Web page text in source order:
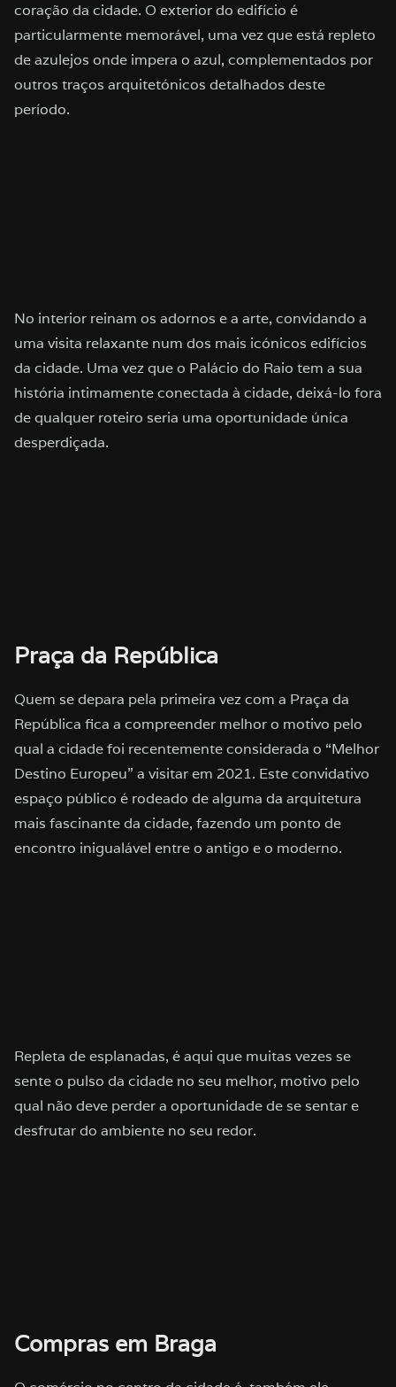
coração da cidade. O exterior do edifício é
particularmente memorável, uma vez que está repleto
de azulejos onde impera o azul, complementados por
outros traços arquitetónicos detalhados deste
período.
No interior reinam os adornos e a arte, convidando a
uma visita relaxante num dos mais icónicos edifícios
da cidade. Uma vez que o Palácio do Raio tem a sua
história intimamente conectada à cidade, deixá-lo fora
de qualquer roteiro seria uma oportunidade única
desperdiçada.
Praça da República
Quem se depara pela primeira vez com a Praça da
República fica a compreender melhor o motivo pelo
qual a cidade foi recentemente considerada o “Melhor
Destino Europeu” a visitar em 2021. Este convidativo
espaço público é rodeado de alguma da arquitetura
mais fascinante da cidade, fazendo um ponto de
encontro inigualável entre o antigo e o moderno.
Repleta de esplanadas, é aqui que muitas vezes se
sente o pulso da cidade no seu melhor, motivo pelo
qual não deve perder a oportunidade de se sentar e
desfrutar do ambiente no seu redor.
Compras em Braga